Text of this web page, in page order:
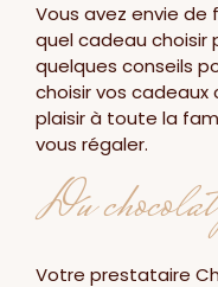
Vous avez envie de
quel cadeau choisir
quelques conseils
choisir vos
plaisir à toute la
vous régaler.
Du
Votre prestataire